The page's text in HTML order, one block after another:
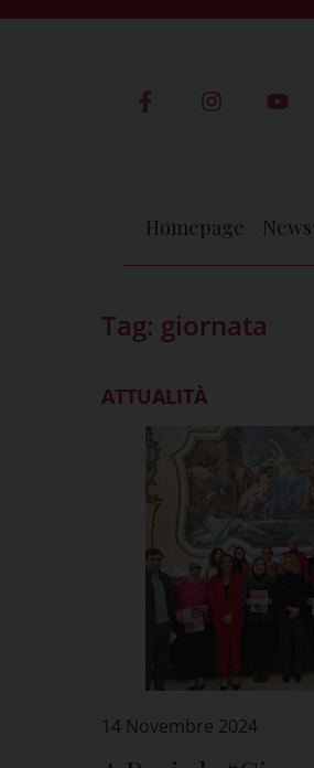
Homepage News
Tag: giornata
ATTUALITÀ
14 Novembre 2024